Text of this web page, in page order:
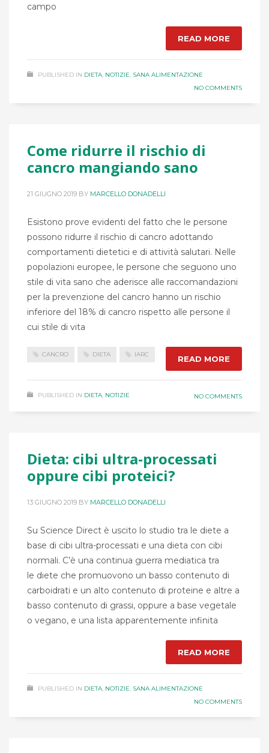
campo
READ MORE
PUBLISHED IN DIETA NOTIZIE SANA ALIMENTAZIONE
NO COMMENTS
Come ridurre il rischio di
cancro mangiando sano
21 GIUGNO 2019 BY MARCELLO DONADELLI
Esistono prove evidenti del fatto che le persone
possono ridurre il rischio di cancro adottando
comportamenti dietetici e di attività salutari. Nelle
popolazioni europee, le persone che seguono uno
stile di vita sano che aderisce alle raccomandazioni
per la prevenzione del cancro hanno un rischio
inferiore del 18% di cancro rispetto alle persone il
cui stile di vita
CANCRO DIETA IARC READ MORE
PUBLISHED IN DIETA NOTIZIE NO COMMENTS
Dieta: cibi ultra-processati
oppure cibi proteici?
13 GIUGNO 2019 BY MARCELLO DONADELLI
Su Science Direct è uscito lo studio tra le diete a
base di cibi ultra-processati e una dieta con cibi
normali. C’è una continua guerra mediatica tra
le diete che promuovono un basso contenuto di
carboidrati e un alto contenuto di proteine e altre a
basso contenuto di grassi, oppure a base vegetale
o vegano, e una lista apparentemente infinita
READ MORE
PUBLISHED IN DIETA NOTIZIE SANA ALIMENTAZIONE
NO COMMENTS